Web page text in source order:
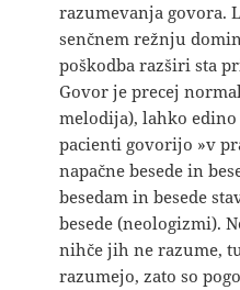
razumevanja govora.
senčnem režnju
poškodba razširi sta
Govor je precej
melodija), lahko
pacienti govorijo »v
napačne besede in
besedam in besede
besede (neologizmi).
nihče jih ne razume,
razumejo, zato so